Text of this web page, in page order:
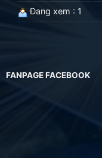
Đang xem : 1
FANPAGE FACEBOOK